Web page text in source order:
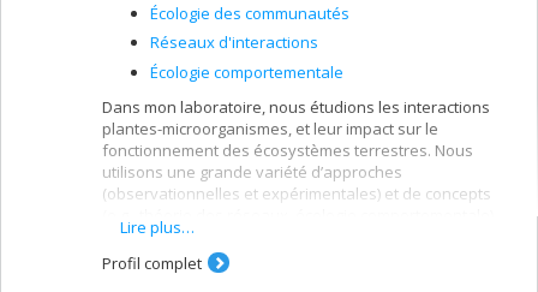
Écologie des communautés
Réseaux d'interactions
Écologie comportementale
Dans mon laboratoire, nous étudions les interactions
plantes-microorganismes, et leur impact sur le
fonctionnement des écosystèmes terrestres. Nous
utilisons une grande variété d’approches
(observationnelles et expérimentales) et de concepts
pour tester des hypothèses fondamentales et
appliquées en écologie végétale et microbienne. Un pan
de ma recherche vise plus spécifiquement à mieux
Lire plus…
Profil complet